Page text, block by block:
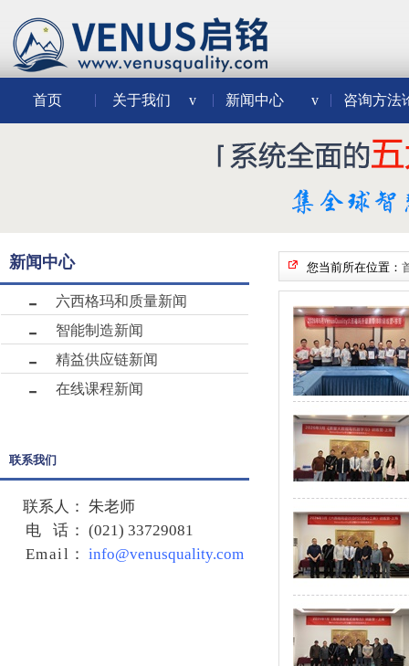
首页 关于我们 v 新闻中心 v 咨询方法
新闻中心
六西格玛和质量新闻
智能制造新闻
精益供应链新闻
在线课程新闻
联系我们
联系人： 朱老师
电 话： (021) 33729081
Email ： info@venusquality.com
您当前所在位置：